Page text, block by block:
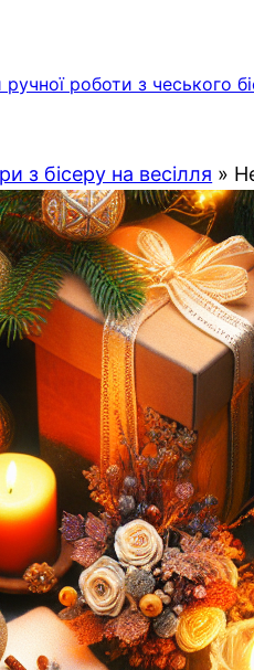
роботи з чеського
з бісеру на весілля »